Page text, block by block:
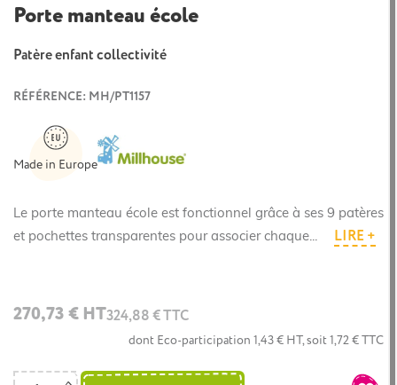
Porte manteau école
Patère enfant collectivité
RÉFÉRENCE: MH/PT1157
Made in Europe
Le porte manteau école est fonctionnel grâce à ses 9 patères
et pochettes transparentes pour associer chaque...
LIRE +
270,73 € HT324,88 € TTC
dont Eco-participation 1,43 € HT, soit 1,72 € TTC